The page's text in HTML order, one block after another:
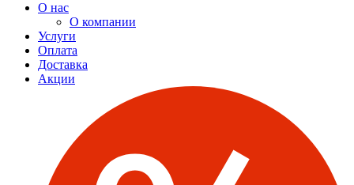
О нас
О компании
Услуги
Оплата
Доставка
Акции